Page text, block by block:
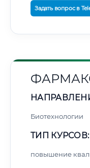
Задать вопрос в
Биотехнологии
ТИП КУРСОВ:
повышение